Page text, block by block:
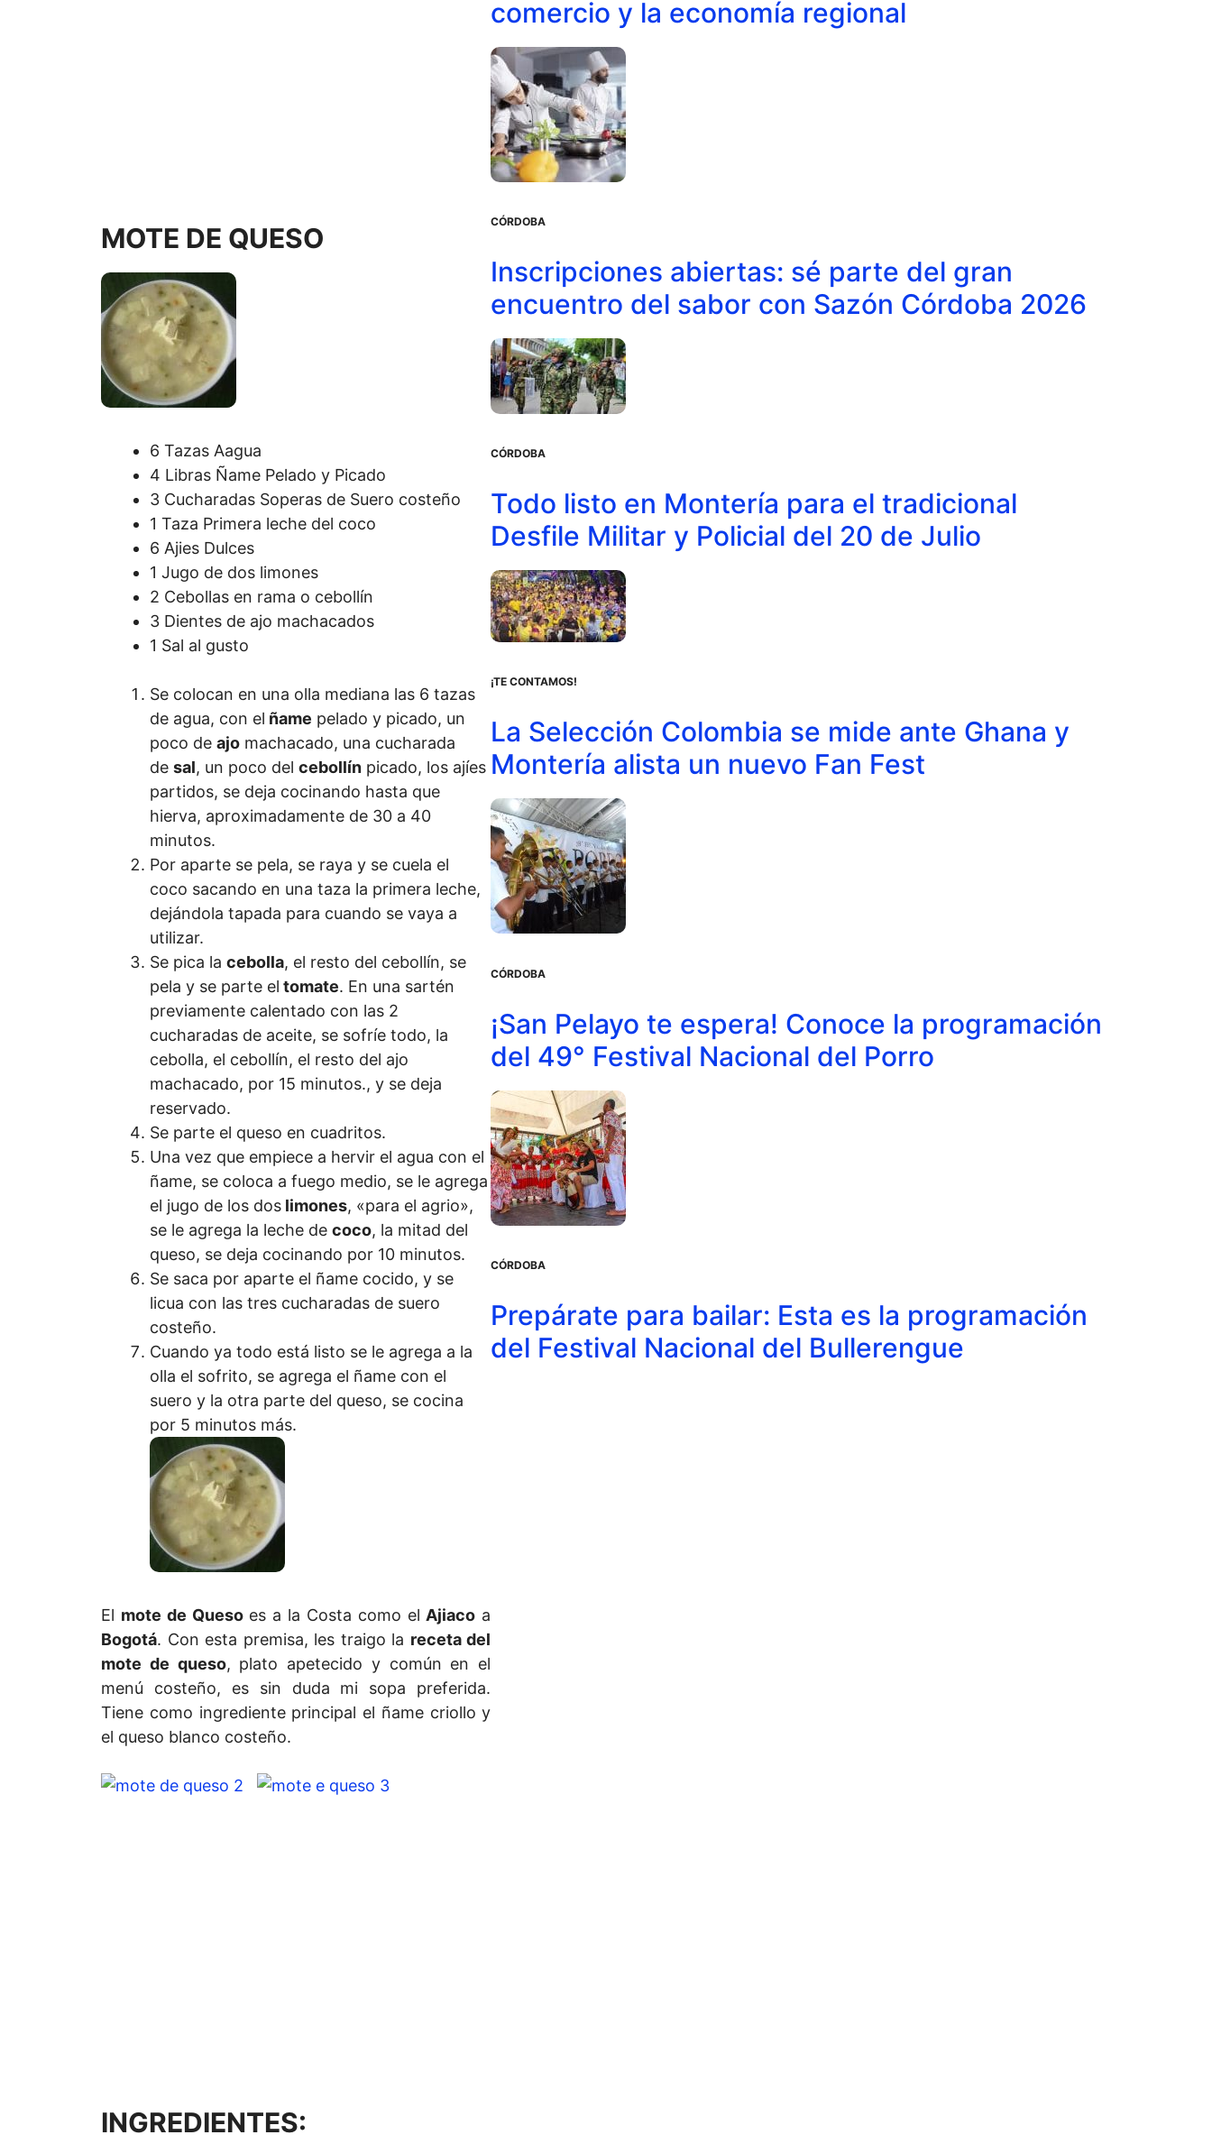
MOTE DE QUESO
6 Tazas Aagua
4 Libras Ñame Pelado y Picado
3 Cucharadas Soperas de Suero costeño
1 Taza Primera leche del coco
6 Ajies Dulces
1 Jugo de dos limones
2 Cebollas en rama o cebollín
3 Dientes de ajo machacados
1 Sal al gusto
Se colocan en una olla mediana las 6 tazas
de agua, con el ñame pelado y picado, un
poco de ajo machacado, una cucharada
de sal, un poco del cebollín picado, los ajíes
partidos, se deja cocinando hasta que
hierva, aproximadamente de 30 a 40
minutos.
Por aparte se pela, se raya y se cuela el
coco sacando en una taza la primera leche,
dejándola tapada para cuando se vaya a
utilizar.
Se pica la cebolla, el resto del cebollín, se
pela y se parte el tomate. En una sartén
previamente calentado con las 2
cucharadas de aceite, se sofríe todo, la
cebolla, el cebollín, el resto del ajo
machacado, por 15 minutos., y se deja
reservado.
Se parte el queso en cuadritos.
Una vez que empiece a hervir el agua con el
ñame, se coloca a fuego medio, se le agrega
el jugo de los dos limones, «para el agrio»,
se le agrega la leche de coco, la mitad del
queso, se deja cocinando por 10 minutos.
Se saca por aparte el ñame cocido, y se
licua con las tres cucharadas de suero
costeño.
Cuando ya todo está listo se le agrega a la
olla el sofrito, se agrega el ñame con el
suero y la otra parte del queso, se cocina
por 5 minutos más.
El mote de Quesoes a la Costa como el Ajiaco a
Bogotá. Con esta premisa, les traigo la receta del
mote de queso, plato apetecido y común en el
menú costeño, es sin duda mi sopa preferida.
Tiene como ingrediente principal el ñame criollo y
el queso blanco costeño.
INGREDIENTES:
comercio y la economía regional
CÓRDOBA
Inscripciones abiertas: sé parte del gran
encuentro del sabor con Sazón Córdoba 2026
CÓRDOBA
Todo listo en Montería para el tradicional
Desfile Militar y Policial del 20 de Julio
¡TE CONTAMOS!
La Selección Colombia se mide ante Ghana y
Montería alista un nuevo Fan Fest
CÓRDOBA
¡San Pelayo te espera! Conoce la programación
del 49° Festival Nacional del Porro
CÓRDOBA
Prepárate para bailar: Esta es la programación
del Festival Nacional del Bullerengue